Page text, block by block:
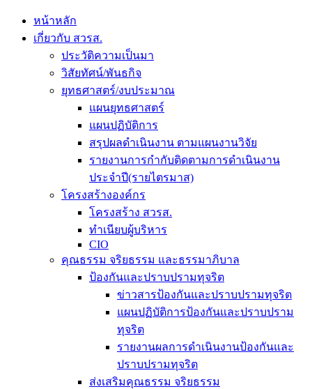
หน้าหลัก
เกี่ยวกับ สวรส.
ประวัติความเป็นมา
วิสัยทัศน์/พันธกิจ
ยุทธศาสตร์/งบประมาณ
แผนยุทธศาสตร์
แผนปฏิบัติการ
สรุปผลดำเนินงาน ตามแผนงานวิจัย
รายงานการกำกับติดตามการดำเนินงาน
ประจำปี(รายไตรมาส)
โครงสร้างองค์กร
โครงสร้าง สวรส.
ทำเนียบผู้บริหาร
CIO
คุณธรรม จริยธรรม และธรรมาภิบาล
ป้องกันและปราบปรามทุจริต
ข่าวสารป้องกันและปราบปรามทุจริต
แผนปฏิบัติการป้องกันและปราบปราม
ทุจริต
รายงานผลการดำเนินงานป้องกันและ
ปราบปรามทุจริต
ส่งเสริมคุณธรรม จริยธรรม